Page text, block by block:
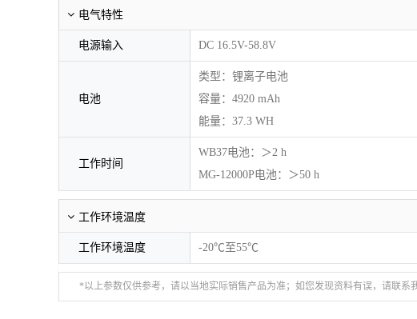
电气特性
电源输入 DC 16.5V-58.8V
电池
类型：锂离子电池
容量：4920 mAh
能量：37.3 WH
工作时间
WB37电池：＞2 h
MG-12000P电池：＞50 h
工作环境温度
工作环境温度 -20℃至55℃
*以上参数仅供参考，请以当地实际销售产品为准；如您发现资料有误，请联系